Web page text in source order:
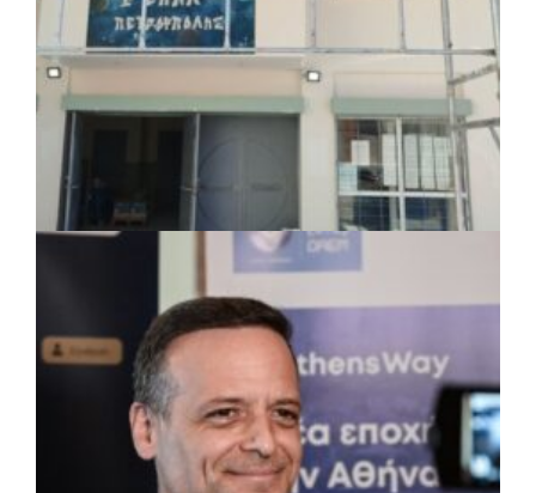
πριν από 5 μέρες
Περιφέρεια Θεσσαλίας: Νέος
ιατροτεχνολογικός εξοπλισμός και
αναβάθμιση του ΚΕΦΙΑΠ Καρδίτσας
πριν από 5 μέρες
Δήμος Αθηναίων: 651 δημότες συμμετείχαν
στις δράσεις διατροφικής υποστήριξης
ΤΟΠΙΚΗ ΑΥΤΟΔΙΟΙΚΗΣΗ 07/08/2026 · 17:45
Δήμος Πετρούπολης: Εργασίες
συντήρησης σε σχολεία και αθλητικές
εγκαταστάσεις